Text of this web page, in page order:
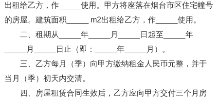
出租给乙方，作_____使用。甲方将座落在烟台市区住宅幢号
的房屋。建筑面积_____ m2出租给乙方，作_____使用。
二、租期从_____年_____月_____日起至_____年
_____月_____日止（即：_____年_____月）。
三、乙方每月（季）向甲方缴纳租金人民币元整，并于
当月（季）初天内交清。
四、房屋租赁合同生效后，乙方应向甲方交付三个月房